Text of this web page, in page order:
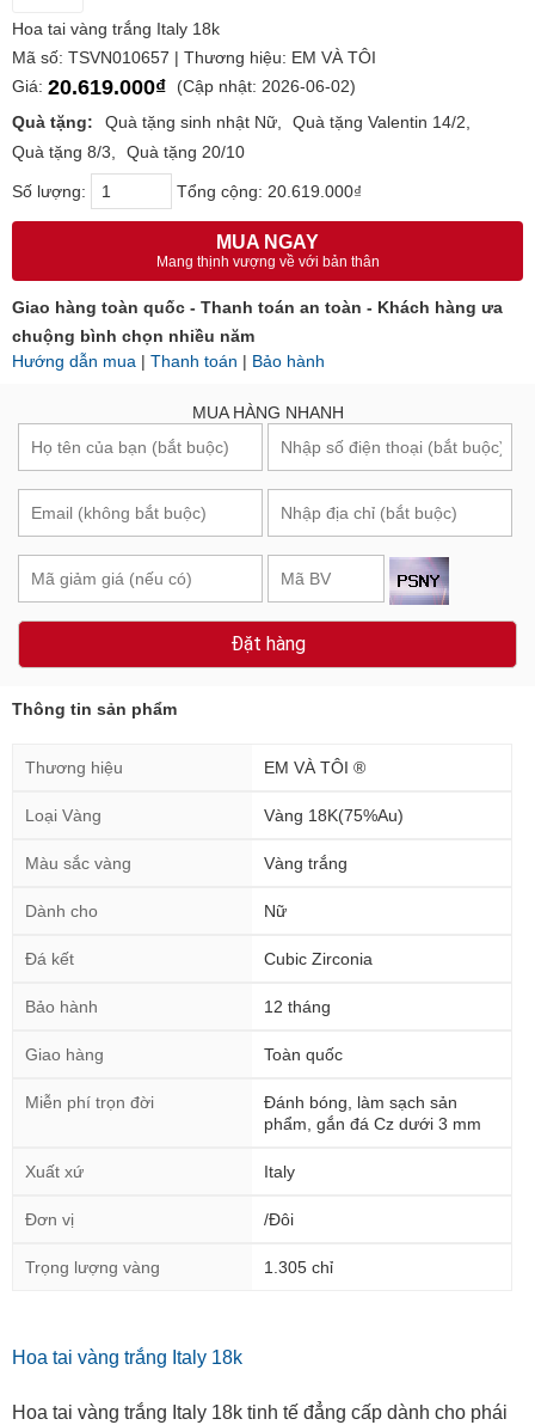
Hoa tai vàng trắng Italy 18k
Mã số: TSVN010657 | Thương hiệu: EM VÀ TÔI
Giá: 20.619.000₫
(Cập nhật: 2026-06-02)
Quà tặng:
Quà tặng sinh nhật Nữ
Quà tặng Valentin 14/2
Quà tặng 8/3
Quà tặng 20/10
Số lượng: Tổng cộng: 20.619.000₫
MUA NGAY
Mang thịnh vượng về với bản thân
Giao hàng toàn quốc - Thanh toán an toàn - Khách hàng ưa
chuộng bình chọn nhiều năm
Hướng dẫn mua | Thanh toán | Bảo hành
MUA HÀNG NHANH
Đặt hàng
Thông tin sản phẩm
Thương hiệu EM VÀ TÔI ®
Loại Vàng Vàng 18K(75%Au)
Màu sắc vàng Vàng trắng
Dành cho Nữ
Đá kết Cubic Zirconia
Bảo hành 12 tháng
Giao hàng Toàn quốc
Miễn phí trọn đời
Đánh bóng, làm sạch sản
phẩm, gắn đá Cz dưới 3 mm
Xuất xứ Italy
Đơn vị /Đôi
Trọng lượng vàng 1.305 chỉ
Hoa tai vàng trắng Italy 18k
Hoa tai vàng trắng Italy 18k tinh tế đẳng cấp dành cho phái